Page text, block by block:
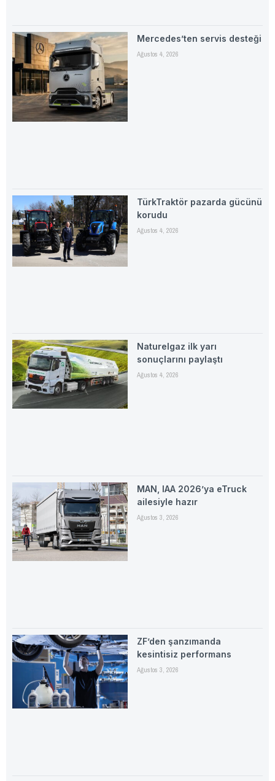
Mercedes’ten servis desteği
Ağustos 4, 2026
TürkTraktör pazarda gücünü
korudu
Ağustos 4, 2026
Naturelgaz ilk yarı
sonuçlarını paylaştı
Ağustos 4, 2026
MAN, IAA 2026’ya eTruck
ailesiyle hazır
Ağustos 3, 2026
ZF’den şanzımanda
kesintisiz performans
Ağustos 3, 2026